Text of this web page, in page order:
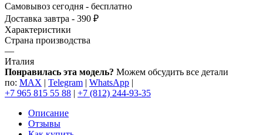
Самовывоз сегодня - бесплатно
Доставка завтра - 390 ₽
Характеристики
Страна производства
—
Италия
Понравилась эта модель? Можем обсудить все детали
по: MAX | Telegram | WhatsApp |
+7 965 815 55 88 | +7 (812) 244-93-35
Описание
Отзывы